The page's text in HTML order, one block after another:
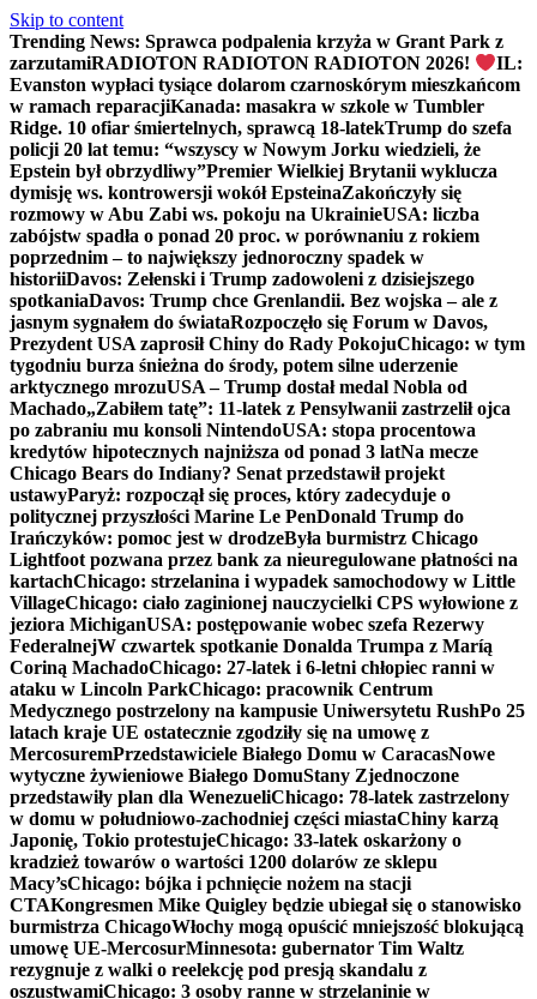
Skip to content
Trending News: Sprawca podpalenia krzyża w Grant Park z
zarzutamiRADIOTON RADIOTON RADIOTON 2026!
IL:
Evanston wypłaci tysiące dolarom czarnoskórym mieszkańcom
w ramach reparacjiKanada: masakra w szkole w Tumbler
Ridge. 10 ofiar śmiertelnych, sprawcą 18-latekTrump do szefa
policji 20 lat temu: “wszyscy w Nowym Jorku wiedzieli, że
Epstein był obrzydliwy”Premier Wielkiej Brytanii wyklucza
dymisję ws. kontrowersji wokół EpsteinaZakończyły się
rozmowy w Abu Zabi ws. pokoju na UkrainieUSA: liczba
zabójstw spadła o ponad 20 proc. w porównaniu z rokiem
poprzednim – to największy jednoroczny spadek w
historiiDavos: Zełenski i Trump zadowoleni z dzisiejszego
spotkaniaDavos: Trump chce Grenlandii. Bez wojska – ale z
jasnym sygnałem do świataRozpoczęło się Forum w Davos,
Prezydent USA zaprosił Chiny do Rady PokojuChicago: w tym
tygodniu burza śnieżna do środy, potem silne uderzenie
arktycznego mrozuUSA – Trump dostał medal Nobla od
Machado„Zabiłem tatę”: 11-latek z Pensylwanii zastrzelił ojca
po zabraniu mu konsoli NintendoUSA: stopa procentowa
kredytów hipotecznych najniższa od ponad 3 latNa mecze
Chicago Bears do Indiany? Senat przedstawił projekt
ustawyParyż: rozpoczął się proces, który zadecyduje o
politycznej przyszłości Marine Le PenDonald Trump do
Irańczyków: pomoc jest w drodzeByła burmistrz Chicago
Lightfoot pozwana przez bank za nieuregulowane płatności na
kartachChicago: strzelanina i wypadek samochodowy w Little
VillageChicago: ciało zaginionej nauczycielki CPS wyłowione z
jeziora MichiganUSA: postępowanie wobec szefa Rezerwy
FederalnejW czwartek spotkanie Donalda Trumpa z Maríą
Coriną MachadoChicago: 27-latek i 6-letni chłopiec ranni w
ataku w Lincoln ParkChicago: pracownik Centrum
Medycznego postrzelony na kampusie Uniwersytetu RushPo 25
latach kraje UE ostatecznie zgodziły się na umowę z
MercosuremPrzedstawiciele Białego Domu w CaracasNowe
wytyczne żywieniowe Białego DomuStany Zjednoczone
przedstawiły plan dla WenezueliChicago: 78-latek zastrzelony
w domu w południowo-zachodniej części miastaChiny karzą
Japonię, Tokio protestujeChicago: 33-latek oskarżony o
kradzież towarów o wartości 1200 dolarów ze sklepu
Macy’sChicago: bójka i pchnięcie nożem na stacji
CTAKongresmen Mike Quigley będzie ubiegał się o stanowisko
burmistrza ChicagoWłochy mogą opuścić mniejszość blokującą
umowę UE-MercosurMinnesota: gubernator Tim Waltz
rezygnuje z walki o reelekcję pod presją skandalu z
oszustwamiChicago: 3 osoby ranne w strzelaninie w